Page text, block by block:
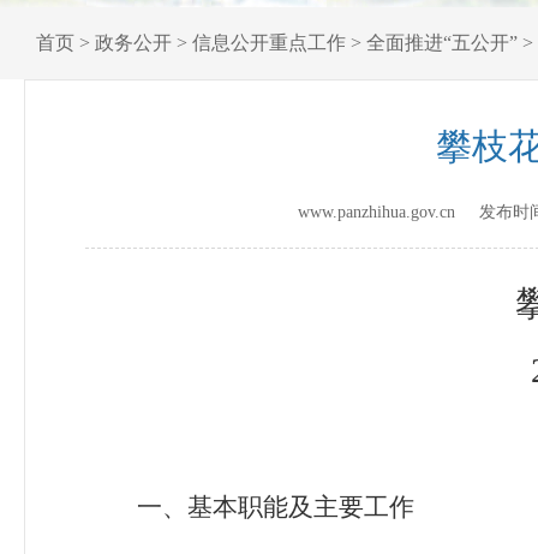
首页 > 政务公开 > 信息公开重点工作 > 全面推进“五公开” >
攀枝
www.panzhihua.gov.cn 发布时
一、基本职能及主要工作